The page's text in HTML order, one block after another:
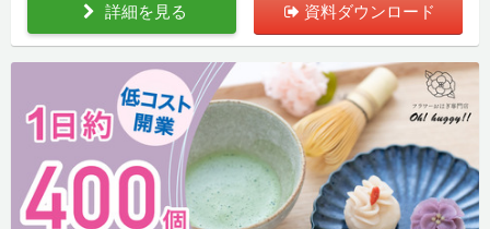
詳細を見る 資料ダウンロード